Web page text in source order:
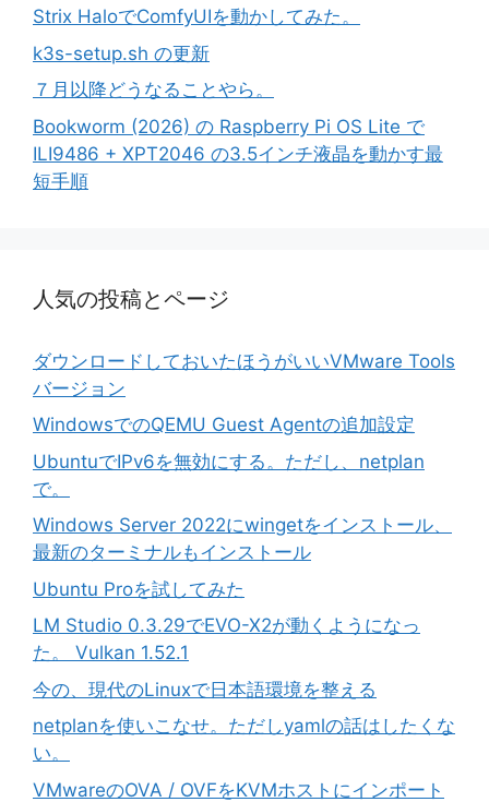
Strix HaloでComfyUIを動かしてみた。
k3s-setup.sh の更新
７月以降どうなることやら。
Bookworm (2026) の Raspberry Pi OS Lite で
ILI9486 + XPT2046 の3.5インチ液晶を動かす最
短手順
人気の投稿とページ
ダウンロードしておいたほうがいいVMware Tools
バージョン
WindowsでのQEMU Guest Agentの追加設定
UbuntuでIPv6を無効にする。ただし、netplan
で。
Windows Server 2022にwingetをインストール、
最新のターミナルもインストール
Ubuntu Proを試してみた
LM Studio 0.3.29でEVO-X2が動くようになっ
た。 Vulkan 1.52.1
今の、現代のLinuxで日本語環境を整える
netplanを使いこなせ。ただしyamlの話はしたくな
い。
VMwareのOVA / OVFをKVMホストにインポート